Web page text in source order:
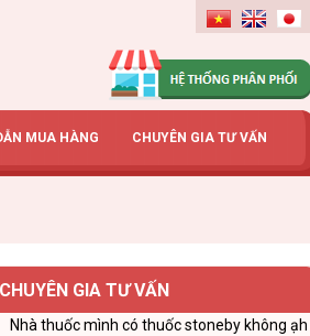
MUA HÀNG CHUYÊN GIA TƯ VẤN
CHUYÊN GIA TƯ VẤN
Nhà thuốc mình có thuốc stoneby không ạh